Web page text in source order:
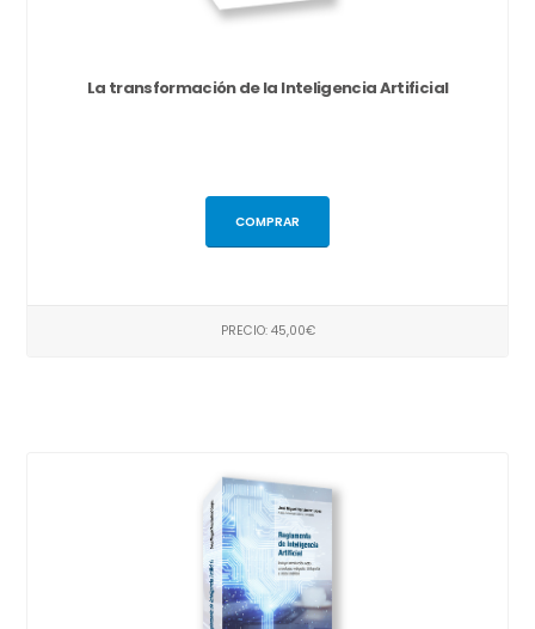
La transformación de la Inteligencia Artificial
COMPRAR
PRECIO: 45,00€